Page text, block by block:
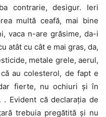
contrarie, desigur. Ieri
multă ceafă, mai bine
vaca n-are grăsime, da-i
atât cu cât e mai gras, da,
metale grele, aerul,
au colesterol, de fapt e
fierte, nu ochiuri și în
Evident că declarația de
trebuia pregătită și nu